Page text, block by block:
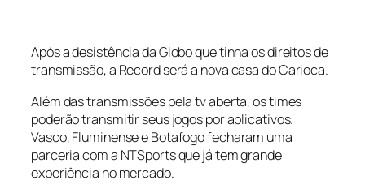
Após a desistência da Globo que tinha os direitos de
transmissão, a Record será a nova casa do Carioca.
Além das transmissões pela tv aberta, os times
poderão transmitir seus jogos por aplicativos.
Vasco, Fluminense e Botafogo fecharam uma
parceria com a NTSports que já tem grande
experiência no mercado.